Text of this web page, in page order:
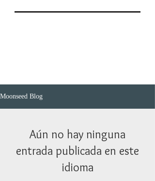
Moonseed Blog
Aún no hay ninguna
entrada publicada en este
idioma